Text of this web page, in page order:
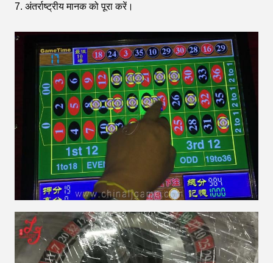
7. अंतर्राष्ट्रीय मानक को पूरा करें।